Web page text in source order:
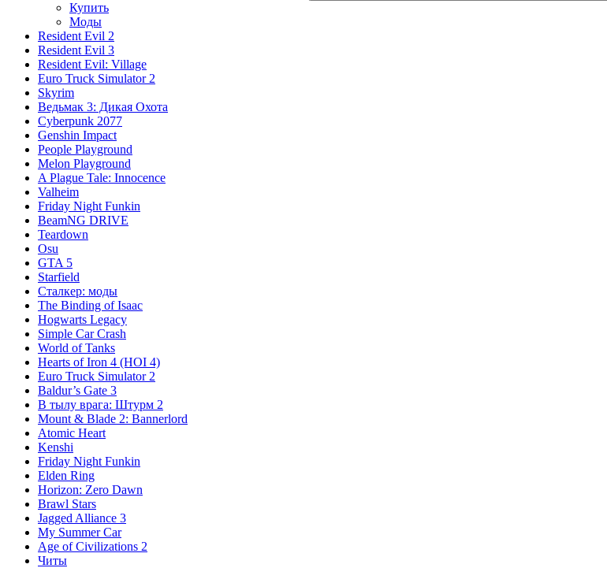
Купить
Моды
Resident Evil 2
Resident Evil 3
Resident Evil: Village
Euro Truck Simulator 2
Skyrim
Ведьмак 3: Дикая Охота
Cyberpunk 2077
Genshin Impact
People Playground
Melon Playground
A Plague Tale: Innocence
Valheim
Friday Night Funkin
BeamNG DRIVE
Teardown
Osu
GTA 5
Starfield
Сталкер: моды
The Binding of Isaac
Hogwarts Legacy
Simple Car Crash
World of Tanks
Hearts of Iron 4 (HOI 4)
Euro Truck Simulator 2
Baldur’s Gate 3
В тылу врага: Штурм 2
Mount & Blade 2: Bannerlord
Atomic Heart
Kenshi
Friday Night Funkin
Elden Ring
Horizon: Zero Dawn
Brawl Stars
Jagged Alliance 3
My Summer Car
Age of Civilizations 2
Читы